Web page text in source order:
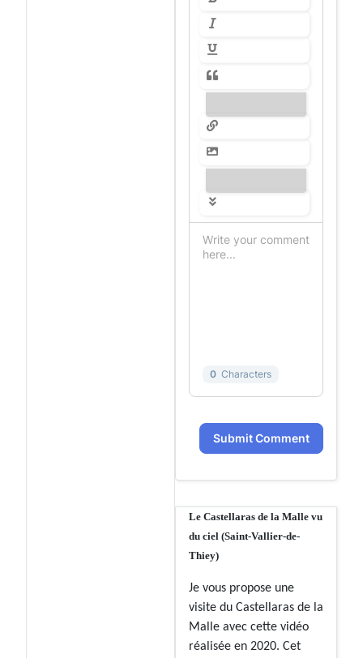
0 Characters
Submit Comment
Le Castellaras de la Malle vu
du ciel (Saint-Vallier-de-
Thiey)
Je vous propose une
visite du Castellaras de la
Malle avec cette vidéo
réalisée en 2020. Cet